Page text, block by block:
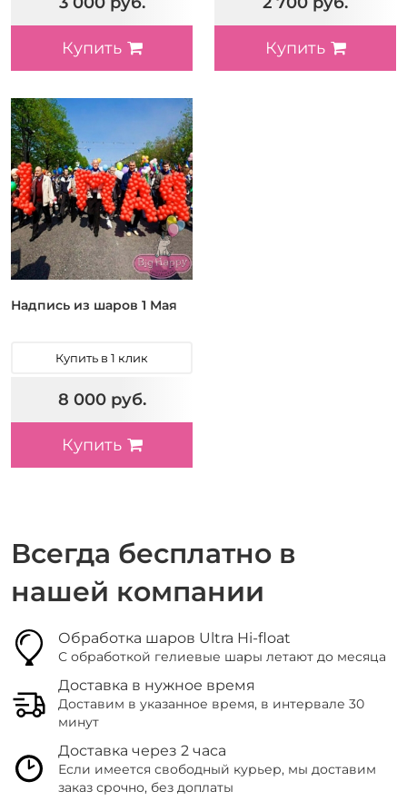
Купить Купить
Надпись из шаров 1 Мая
Купить в 1 клик
8 000 руб.
Купить
Всегда бесплатно в
нашей компании
Обработка шаров Ultra Hi-float
С обработкой гелиевые шары летают до месяца
Доставка в нужное время
Доставим в указанное время, в интервале 30
минут
Доставка через 2 часа
Если имеется свободный курьер, мы доставим
заказ срочно, без доплаты